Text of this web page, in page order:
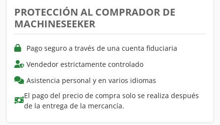
PROTECCIÓN AL COMPRADOR DE
MACHINESEEKER
Pago seguro a través de una cuenta fiduciaria
Vendedor estrictamente controlado
Asistencia personal y en varios idiomas
El pago del precio de compra solo se realiza después
de la entrega de la mercancía.